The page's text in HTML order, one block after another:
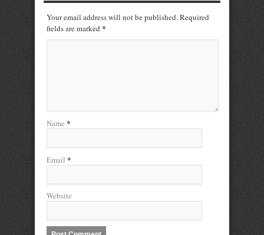
Your email address will not be published. Required
fields are marked *
Name *
Email *
Website